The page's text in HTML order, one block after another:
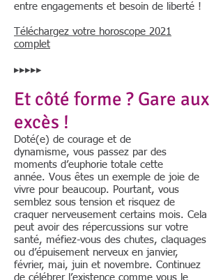
entre engagements et besoin de liberté !
Téléchargez votre horoscope 2021
complet
▸▸▸▸▸
Et côté forme ? Gare aux
excès !
Doté(e) de courage et de
dynamisme, vous passez par des
moments d’euphorie totale cette
année. Vous êtes un exemple de joie de
vivre pour beaucoup. Pourtant, vous
semblez sous tension et risquez de
craquer nerveusement certains mois. Cela
peut avoir des répercussions sur votre
santé, méfiez-vous des chutes, claquages
ou d’épuisement nerveux en janvier,
février, mai, juin et novembre. Continuez
de célébrer l’existence comme vous le